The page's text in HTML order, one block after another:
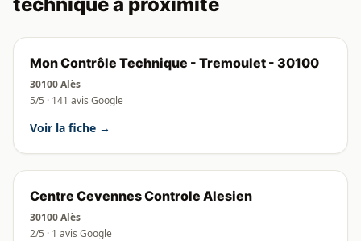
Mon Contrôle Technique - Tremoulet - 30100
30100 Alès
5/5 · 141 avis Google
Voir la fiche →
Centre Cevennes Controle Alesien
30100 Alès
2/5 · 1 avis Google